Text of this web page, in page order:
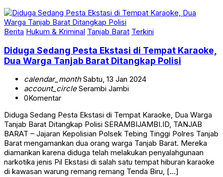
Berita Hukum & Kriminal Tanjab Barat Terkini
Diduga Sedang Pesta Ekstasi di Tempat Karaoke,
Dua Warga Tanjab Barat Ditangkap Polisi
calendar_monthSabtu, 13 Jan 2024
account_circleSerambi Jambi
0Komentar
Diduga Sedang Pesta Ekstasi di Tempat Karaoke, Dua Warga
Tanjab Barat Ditangkap Polisi SERAMBIJAMBI.ID, TANJAB
BARAT – Jajaran Kepolisian Polsek Tebing Tinggi Polres Tanjab
Barat mengamankan dua orang warga Tanjab Barat. Mereka
diamankan karena diduga telah melakukan penyalahgunaan
narkotika jenis Pil Ekstasi di salah satu tempat hiburan karaoke
di kawasan warung remang remang Tenda Biru, […]